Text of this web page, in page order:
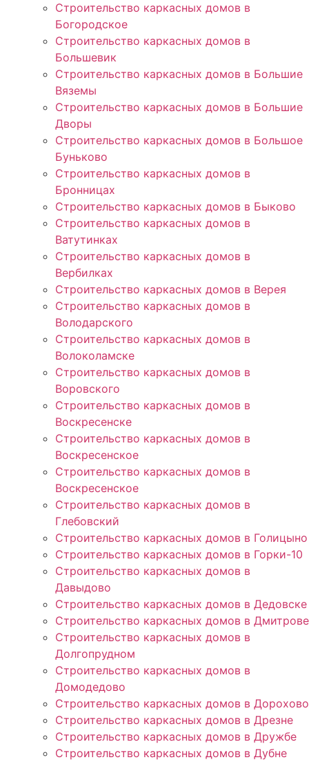
Строительство каркасных домов в
Богородское
Строительство каркасных домов в
Большевик
Строительство каркасных домов в Большие
Вяземы
Строительство каркасных домов в Большие
Дворы
Строительство каркасных домов в Большое
Буньково
Строительство каркасных домов в
Бронницах
Строительство каркасных домов в Быково
Строительство каркасных домов в
Ватутинках
Строительство каркасных домов в
Вербилках
Строительство каркасных домов в Верея
Строительство каркасных домов в
Володарского
Строительство каркасных домов в
Волоколамске
Строительство каркасных домов в
Воровского
Строительство каркасных домов в
Воскресенске
Строительство каркасных домов в
Воскресенское
Строительство каркасных домов в
Воскресенское
Строительство каркасных домов в
Глебовский
Строительство каркасных домов в Голицыно
Строительство каркасных домов в Горки-10
Строительство каркасных домов в
Давыдово
Строительство каркасных домов в Дедовске
Строительство каркасных домов в Дмитрове
Строительство каркасных домов в
Долгопрудном
Строительство каркасных домов в
Домодедово
Строительство каркасных домов в Дорохово
Строительство каркасных домов в Дрезне
Строительство каркасных домов в Дружбе
Строительство каркасных домов в Дубне